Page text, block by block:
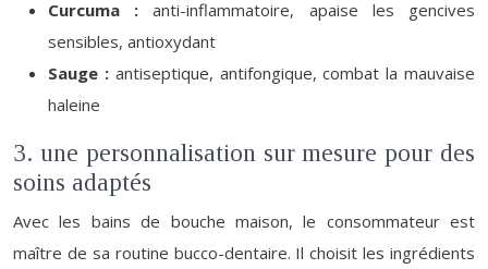
Curcuma :anti-inflammatoire, apaise les gencives
sensibles, antioxydant
Sauge : antiseptique, antifongique, combat la mauvaise
haleine
3. une personnalisation sur mesure pour des
soins adaptés
Avec les bains de bouche maison, le consommateur est
maître de sa routine bucco-dentaire. Il choisit les ingrédients